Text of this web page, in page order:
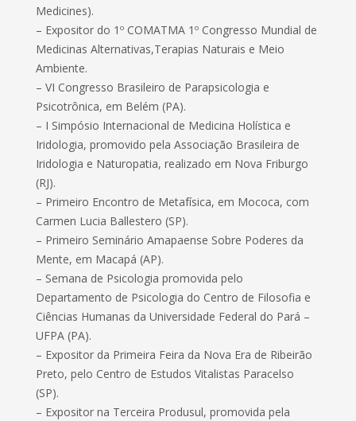
Medicines).
– Expositor do 1º COMATMA 1º Congresso Mundial de
Medicinas Alternativas,Terapias Naturais e Meio
Ambiente.
– VI Congresso Brasileiro de Parapsicologia e
Psicotrônica, em Belém (PA).
– I Simpósio Internacional de Medicina Holística e
Iridologia, promovido pela Associação Brasileira de
Iridologia e Naturopatia, realizado em Nova Friburgo
(RJ).
– Primeiro Encontro de Metafísica, em Mococa, com
Carmen Lucia Ballestero (SP).
– Primeiro Seminário Amapaense Sobre Poderes da
Mente, em Macapá (AP).
– Semana de Psicologia promovida pelo
Departamento de Psicologia do Centro de Filosofia e
Ciências Humanas da Universidade Federal do Pará –
UFPA (PA).
– Expositor da Primeira Feira da Nova Era de Ribeirão
Preto, pelo Centro de Estudos Vitalistas Paracelso
(SP).
– Expositor na Terceira Produsul, promovida pela